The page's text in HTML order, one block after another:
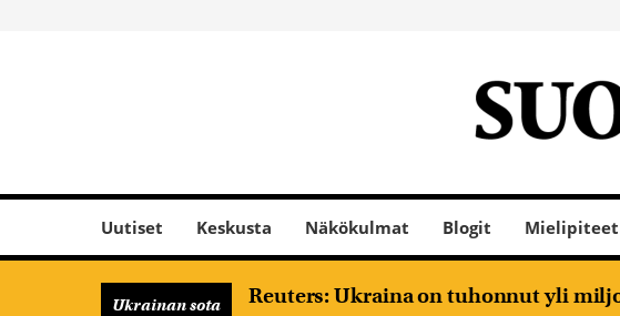
Uutiset Keskusta Näkökulmat Blogit Mielipiteet
Ukrainan sota Reuters: Ukraina on tuhonnut yli